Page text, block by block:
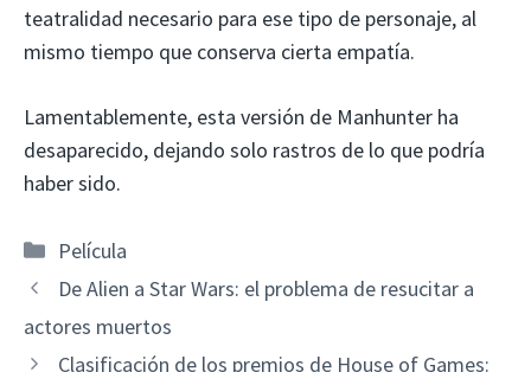
teatralidad necesario para ese tipo de personaje, al
mismo tiempo que conserva cierta empatía.
Lamentablemente, esta versión de Manhunter ha
desaparecido, dejando solo rastros de lo que podría
haber sido.
Categorías
Película
De Alien a Star Wars: el problema de resucitar a
actores muertos
Clasificación de los premios de House of Games: